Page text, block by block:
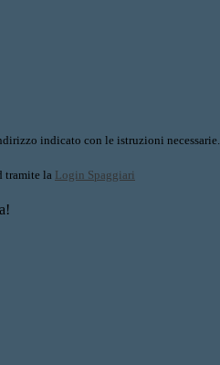
indicato con le istruzioni necessarie.
tramite la Login Spaggiari